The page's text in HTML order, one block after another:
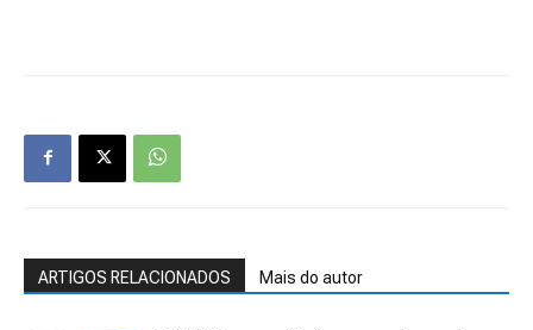
ARTIGOS RELACIONADOS Mais do autor